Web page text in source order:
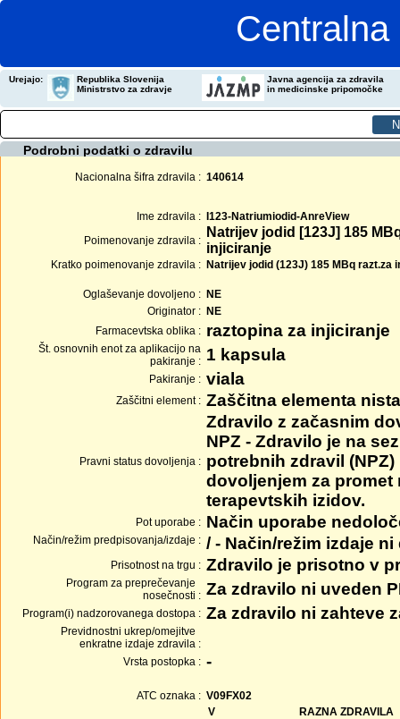
Urejajo:
Republika Slovenija
Ministrstvo za zdravje
Javna agencija za zdravila
in medicinske pripomočke
Podrobni podatki o zdravilu
Nacionalna šifra zdravila : 140614
Ime zdravila :
I123-Natriumiodid-AnreView
Poimenovanje zdravila :
Natrijev jodid [123J] 185
injiciranje
Kratko poimenovanje zdravila : Natrijev jodid (123J) 185 MBq razt.za
Oglaševanje dovoljeno : NE
Originator : NE
Farmacevtska oblika : raztopina za injiciranje
Št. osnovnih enot za aplikacijo na
pakiranje : 1 kapsula
Pakiranje : viala
Zaščitni element : Zaščitna elementa
Pravni status dovoljenja :
Zdravilo z začasnim
NPZ - Zdravilo je na
potrebnih zdravil
dovoljenjem za
terapevtskih izidov.
Pot uporabe : Način uporabe
Način/režim predpisovanja/izdaje : / - Način/režim izdaje
Prisotnost na trgu : Zdravilo je prisotno v
Program za preprečevanje
nosečnosti : Za zdravilo ni uveden
Program(i) nadzorovanega dostopa : Za zdravilo ni zahteve
Previdnostni ukrep/omejitve
enkratne izdaje zdravila :
Vrsta postopka : -
ATC oznaka : V09FX02
V
RAZNA ZDRAVILA